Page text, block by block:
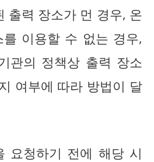
출력 장소가 먼 경우, 온
이용할 수 없는 경우,
관의 정책상 출력 장소
여부에 따라 방법이 달
요청하기 전에 해당 시